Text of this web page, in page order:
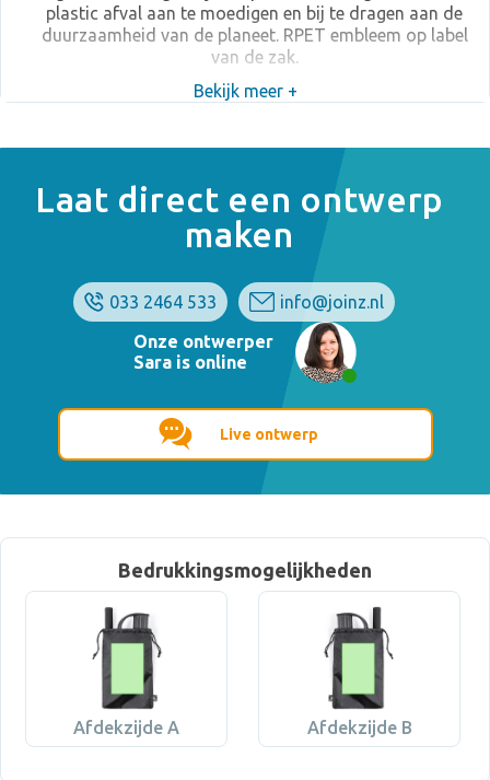
plastic afval aan te moedigen en bij te dragen aan de
duurzaamheid van de planeet. RPET embleem op label
van de zak.
Bekijk meer +
Laat direct een ontwerp
maken
033 2464 533
info@joinz.nl
Onze ontwerper
Sara is online
Live ontwerp
Bedrukkingsmogelijkheden
Afdekzijde A Afdekzijde B